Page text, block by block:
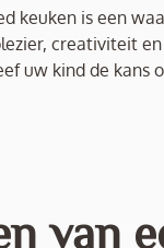
keuken is een
creativiteit
uw kind de kans
van